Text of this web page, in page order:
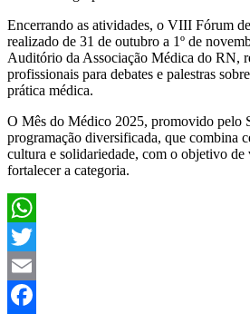
Encerrando as atividades, o VIII Fórum
realizado de 31 de outubro a 1º de
Auditório da Associação Médica do RN,
profissionais para debates e palestras
prática médica.
O Mês do Médico 2025, promovido pelo
programação diversificada, que combina
cultura e solidariedade, com o objetivo de
fortalecer a categoria.
WhatsApp
Twitter
Email